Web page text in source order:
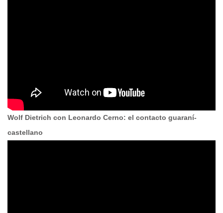
Wolf Dietrich con Leonardo Cerno: el contacto guaraní-
castellano